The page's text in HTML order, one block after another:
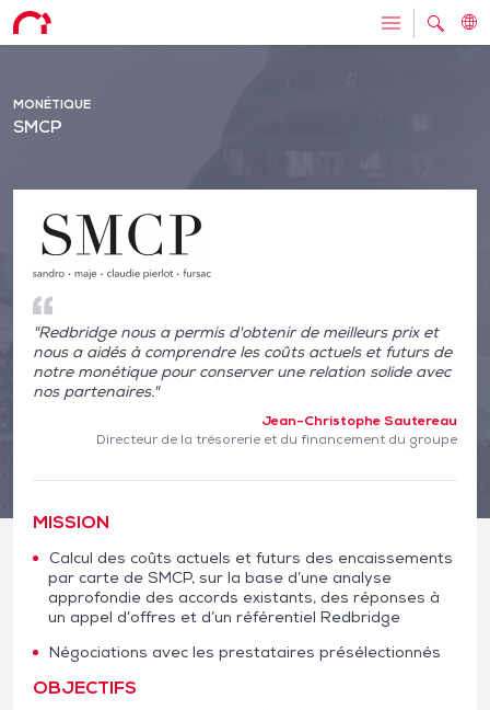
MONÉTIQUE
SMCP
"Redbridge nous a permis d'obtenir de meilleurs prix et
nous a aidés à comprendre les coûts actuels et futurs de
notre monétique pour conserver une relation solide avec
nos partenaires."
Jean-Christophe Sautereau
Directeur de la trésorerie et du financement du groupe
MISSION
Calcul des coûts actuels et futurs des encaissements
par carte de SMCP, sur la base d’une analyse
approfondie des accords existants, des réponses à
un appel d’offres et d’un référentiel Redbridge
Négociations avec les prestataires présélectionnés
OBJECTIFS